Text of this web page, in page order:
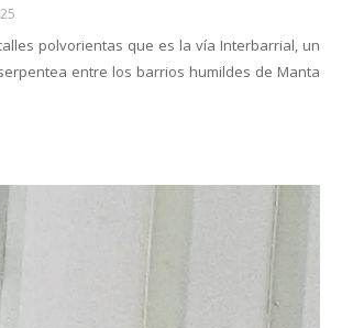
polvorientas que es la vía Interbarrial, un
entre los barrios humildes de Manta